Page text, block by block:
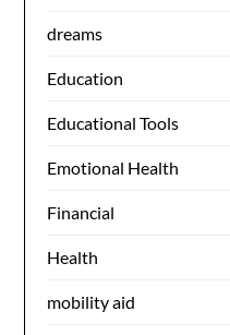
dreams
Education
Educational Tools
Emotional Health
Financial
Health
mobility aid